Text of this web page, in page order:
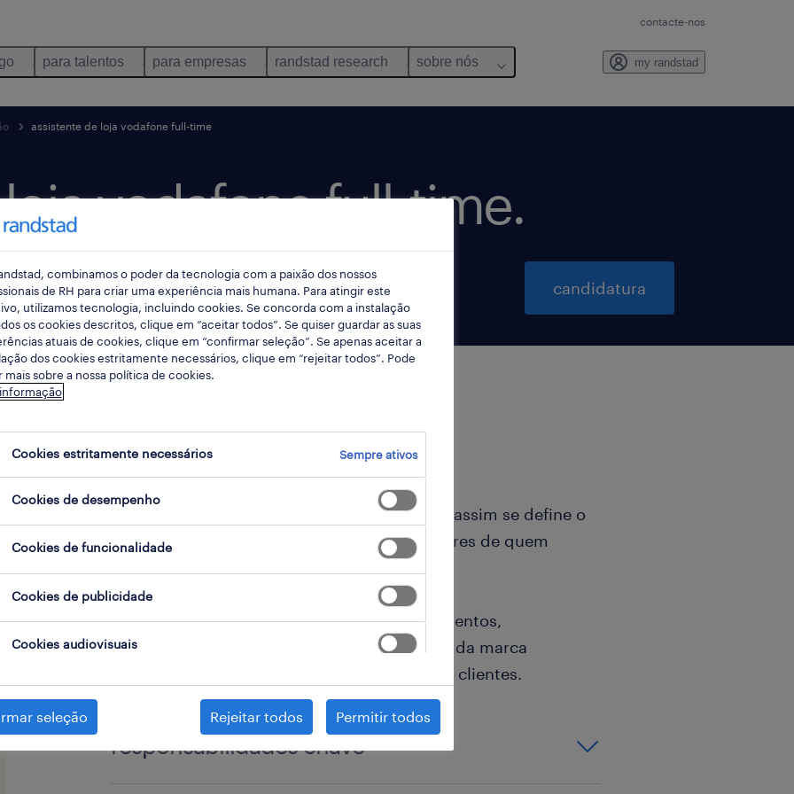
contacte-nos
para talentos para empresas randstad research sobre nós my randstad
assistente de loja vodafone full-time
vodafone full-time.
há 3 dias data limite 20 agosto 2026 candidatura
Inovação, qualidade e paixão pelos clientes, assim se define o
ADN da Vodafone. Estes são também os valores de quem
Para esta função procuramos verdadeiros talentos,
profissionais que queiram ser embaixadores da marca
Vodafone e ao mesmo tempo consultores de clientes.
responsabilidades chave
combinamos o poder da tecnologia com a paixão dos nossos
de RH para criar uma experiência mais humana. Para atingir este
utilizamos tecnologia, incluindo cookies. Se concorda com a instalação
os cookies descritos, clique em “aceitar todos”. Se quiser guardar as suas
atuais de cookies, clique em “confirmar seleção”. Se apenas aceitar a
dos cookies estritamente necessários, clique em “rejeitar todos”. Pode
mais sobre a nossa política de cookies.
Cookies estritamente necessários Sempre ativos
Cookies de desempenho
Cookies de funcionalidade
Cookies de publicidade
Cookies audiovisuais
seleção Rejeitar todos Permitir todos